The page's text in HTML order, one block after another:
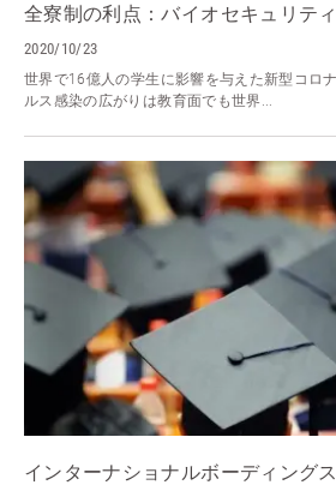
全寮制の利点：バイオセキュリテ
2020/10/23
世界で16億人の学生に影響を与えた新型コロ
ルス感染の広がりは教育面でも世界...
インターナショナルボーディング